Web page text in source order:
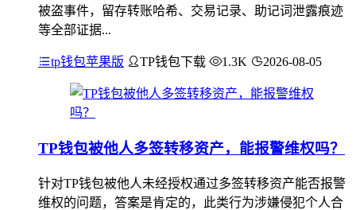
被盗事件，留存转账哈希、交易记录、助记词泄露痕迹
等全部证据...
tp钱包苹果版 TP钱包下载 1.3K 2026-08-05
TP钱包被他人多签转移资产，能报警维权吗？
针对TP钱包被他人未经授权通过多签转移资产能否报警
维权的问题，答案是肯定的，此类行为涉嫌侵犯个人合